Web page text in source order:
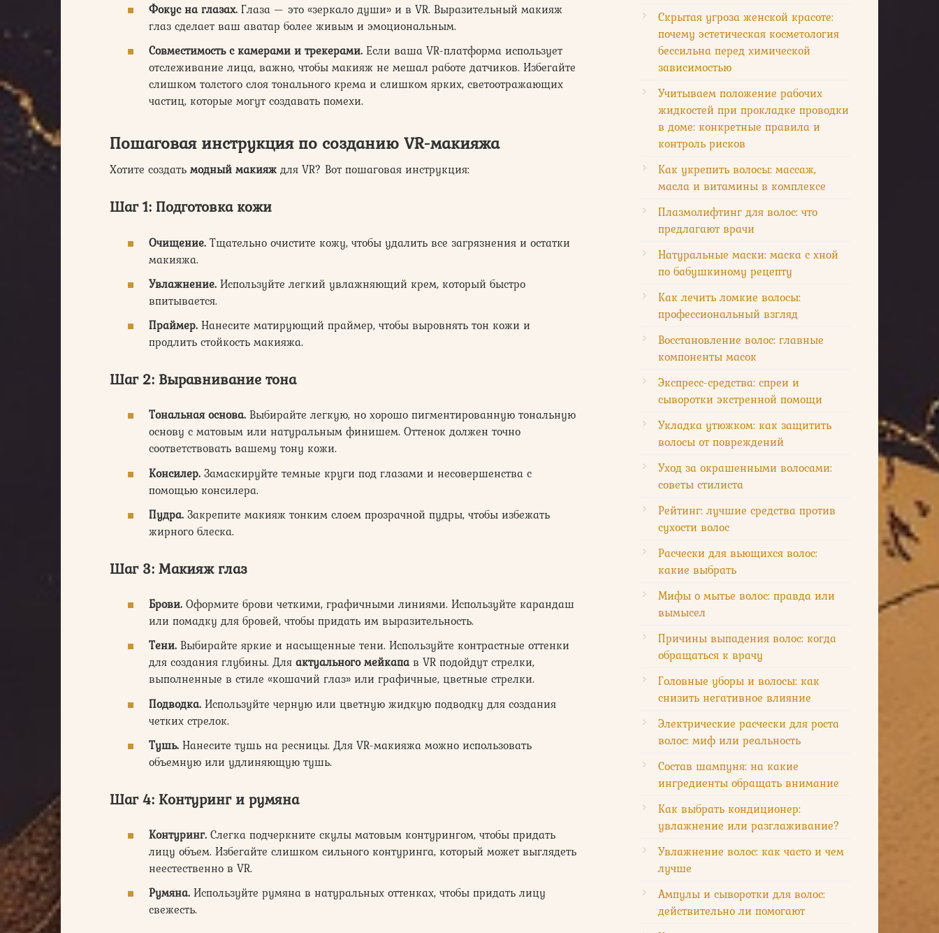
Фокус на глазах. Глаза — это «зеркало души» и в VR. Выразительный макияж
глаз сделает ваш аватар более живым и эмоциональным.
Совместимость с камерами и трекерами. Если ваша VR-платформа использует
отслеживание лица, важно, чтобы макияж не мешал работе датчиков. Избегайте
слишком толстого слоя тонального крема и слишком ярких, светоотражающих
частиц, которые могут создавать помехи.
Пошаговая инструкция по созданию VR-макияжа
Хотите создать модный макияж для VR? Вот пошаговая инструкция:
Шаг 1: Подготовка кожи
Очищение. Тщательно очистите кожу, чтобы удалить все загрязнения и остатки
макияжа.
Увлажнение. Используйте легкий увлажняющий крем, который быстро
впитывается.
Праймер. Нанесите матирующий праймер, чтобы выровнять тон кожи и
продлить стойкость макияжа.
Шаг 2: Выравнивание тона
Тональная основа. Выбирайте легкую, но хорошо пигментированную тональную
основу с матовым или натуральным финишем. Оттенок должен точно
соответствовать вашему тону кожи.
Консилер. Замаскируйте темные круги под глазами и несовершенства с
помощью консилера.
Пудра. Закрепите макияж тонким слоем прозрачной пудры, чтобы избежать
жирного блеска.
Шаг 3: Макияж глаз
Брови. Оформите брови четкими, графичными линиями. Используйте карандаш
или помадку для бровей, чтобы придать им выразительность.
Тени. Выбирайте яркие и насыщенные тени. Используйте контрастные оттенки
для создания глубины. Для актуального мейкапа в VR подойдут стрелки,
выполненные в стиле «кошачий глаз» или графичные, цветные стрелки.
Подводка. Используйте черную или цветную жидкую подводку для создания
четких стрелок.
Тушь. Нанесите тушь на ресницы. Для VR-макияжа можно использовать
объемную или удлиняющую тушь.
Шаг 4: Контуринг и румяна
Контуринг. Слегка подчеркните скулы матовым контурингом, чтобы придать
лицу объем. Избегайте слишком сильного контуринга, который может выглядеть
неестественно в VR.
Румяна. Используйте румяна в натуральных оттенках, чтобы придать лицу
свежесть.
Скрытая угроза женской красоте:
почему эстетическая косметология
бессильна перед химической
зависимостью
Учитываем положение рабочих
жидкостей при прокладке проводки
в доме: конкретные правила и
контроль рисков
Как укрепить волосы: массаж,
масла и витамины в комплексе
Плазмолифтинг для волос: что
предлагают врачи
Натуральные маски: маска с хной
по бабушкиному рецепту
Как лечить ломкие волосы:
профессиональный взгляд
Восстановление волос: главные
компоненты масок
Экспресс-средства: спреи и
сыворотки экстренной помощи
Укладка утюжком: как защитить
волосы от повреждений
Уход за окрашенными волосами:
советы стилиста
Рейтинг: лучшие средства против
сухости волос
Расчески для вьющихся волос:
какие выбрать
Мифы о мытье волос: правда или
вымысел
Причины выпадения волос: когда
обращаться к врачу
Головные уборы и волосы: как
снизить негативное влияние
Электрические расчески для роста
волос: миф или реальность
Состав шампуня: на какие
ингредиенты обращать внимание
Как выбрать кондиционер:
увлажнение или разглаживание?
Увлажнение волос: как часто и чем
лучше
Ампулы и сыворотки для волос:
действительно ли помогают